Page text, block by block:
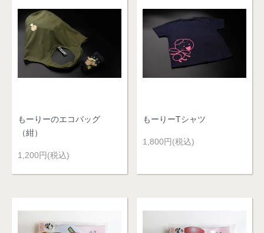
もーりーのエコバッグ
（紺）
1,200円(税込)
もーりーTシャツ
1,800円(税込)